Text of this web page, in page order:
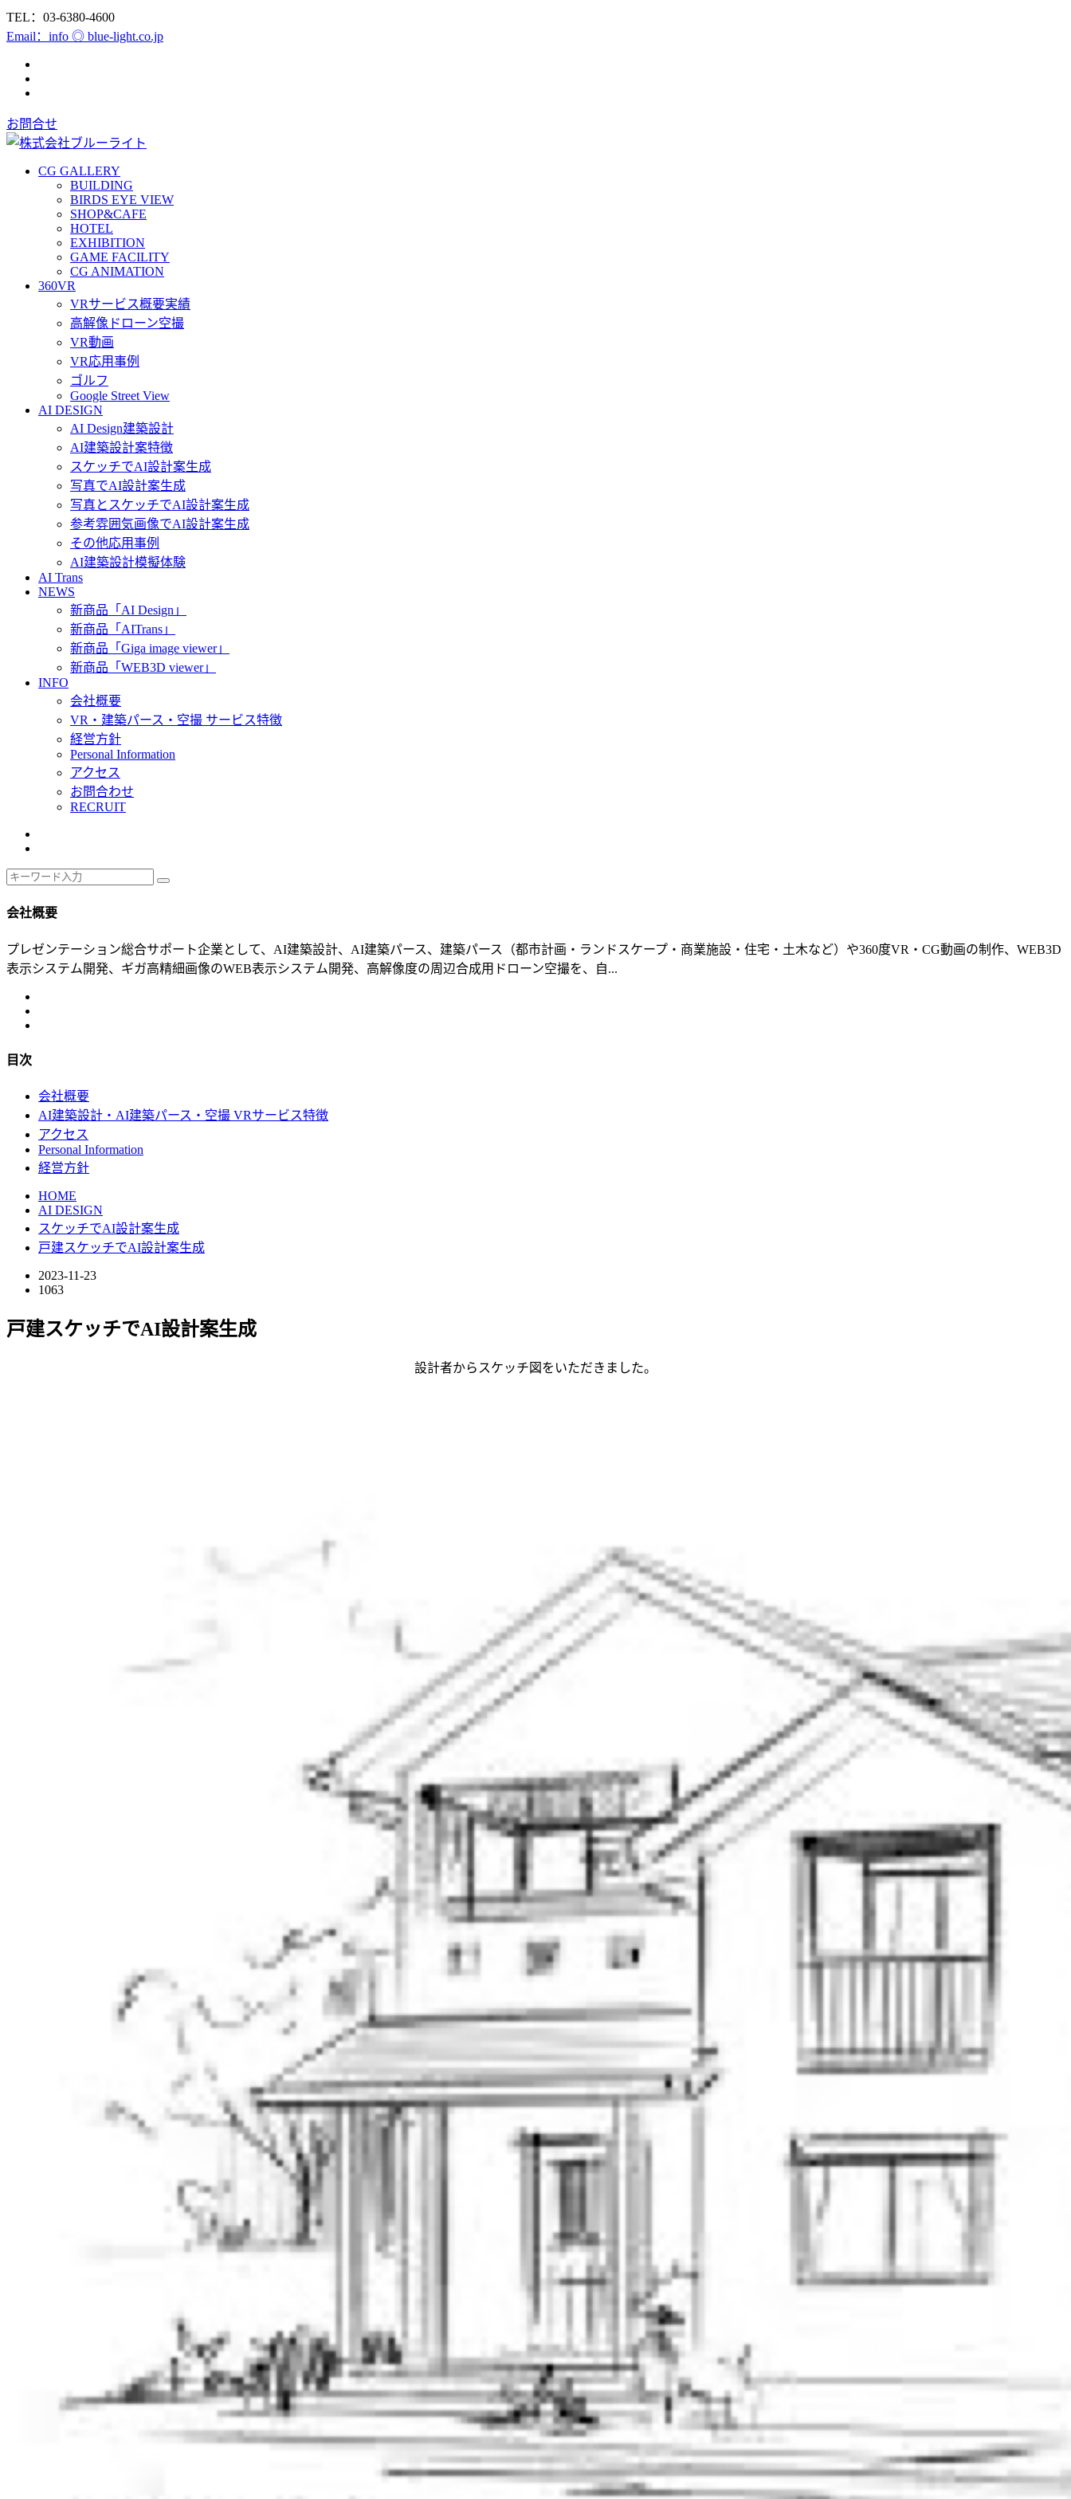
TEL：03-6380-4600
Email：info ◎ blue-light.co.jp
お問合せ
CG GALLERY
BUILDING
BIRDS EYE VIEW
SHOP&CAFE
HOTEL
EXHIBITION
GAME FACILITY
CG ANIMATION
360VR
VRサービス概要実績
高解像ドローン空撮
VR動画
VR応用事例
ゴルフ
Google Street View
AI DESIGN
AI Design建築設計
AI建築設計案特徴
スケッチでAI設計案生成
写真でAI設計案生成
写真とスケッチでAI設計案生成
参考雰囲気画像でAI設計案生成
その他応用事例
AI建築設計模擬体験
AI Trans
NEWS
新商品「AI Design」
新商品「AITrans」
新商品「Giga image viewer」
新商品「WEB3D viewer」
INFO
会社概要
VR・建築パース・空撮 サービス特徴
経営方針
Personal Information
アクセス
お問合わせ
RECRUIT
会社概要
プレゼンテーション総合サポート企業として、AI建築設計、AI建築パース、建築パース（都市計画・ランドスケープ・商業施設・住宅・土木など）や360度VR・CG動画の制作、WEB3D
表示システム開発、ギガ高精細画像のWEB表示システム開発、高解像度の周辺合成用ドローン空撮を、自...
目次
会社概要
AI建築設計・AI建築パース・空撮 VRサービス特徴
アクセス
Personal Information
経営方針
HOME
AI DESIGN
スケッチでAI設計案生成
戸建スケッチでAI設計案生成
2023-11-23
1063
戸建スケッチでAI設計案生成
設計者からスケッチ図をいただきました。